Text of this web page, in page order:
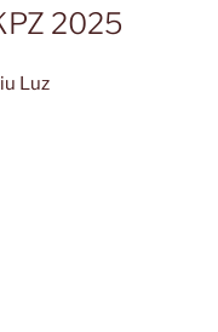
2025
Luz